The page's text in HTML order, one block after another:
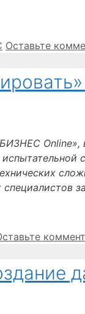
Оставьте